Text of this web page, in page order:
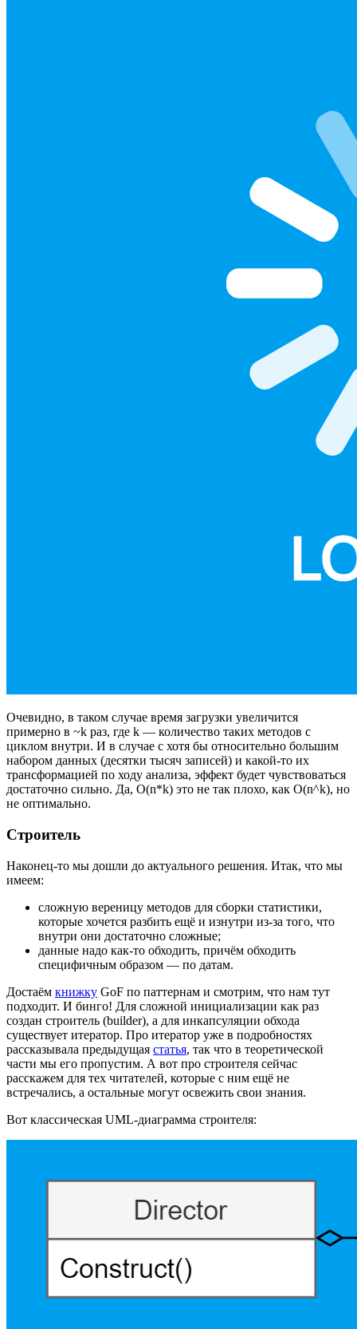
Очевидно, в таком случае время загрузки увеличится
примерно в ~k раз, где k — количество таких методов с
циклом внутри. И в случае с хотя бы относительно большим
набором данных (десятки тысяч записей) и какой-то их
трансформацией по ходу анализа, эффект будет чувствоваться
достаточно сильно. Да, O(n*k) это не так плохо, как O(n^k), но
не оптимально.
Строитель
Наконец-то мы дошли до актуального решения. Итак, что мы
имеем:
сложную вереницу методов для сборки статистики,
которые хочется разбить ещё и изнутри из-за того, что
внутри они достаточно сложные;
данные надо как-то обходить, причём обходить
специфичным образом — по датам.
Достаём книжку GoF по паттернам и смотрим, что нам тут
подходит. И бинго! Для сложной инициализации как раз
создан строитель (builder), а для инкапсуляции обхода
существует итератор. Про итератор уже в подробностях
рассказывала предыдущая статья, так что в теоретической
части мы его пропустим. А вот про строителя сейчас
расскажем для тех читателей, которые с ним ещё не
встречались, а остальные могут освежить свои знания.
Вот классическая UML-диаграмма строителя: